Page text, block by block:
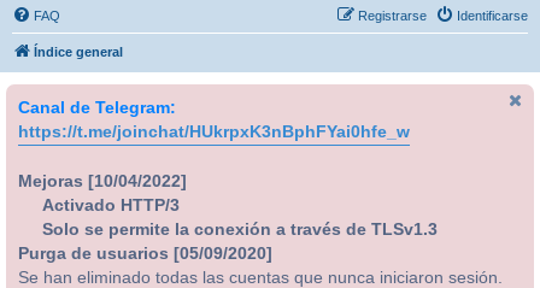
FAQ Identificarse
Registrarse
Índice general
Canal de Telegram:
https://t.me/joinchat/HUkrpxK3nBphFYai0hfe_w
Mejoras [10/04/2022]
Activado HTTP/3
Solo se permite la conexión a través de TLSv1.3
Purga de usuarios [05/09/2020]
Se han eliminado todas las cuentas que nunca iniciaron sesión.